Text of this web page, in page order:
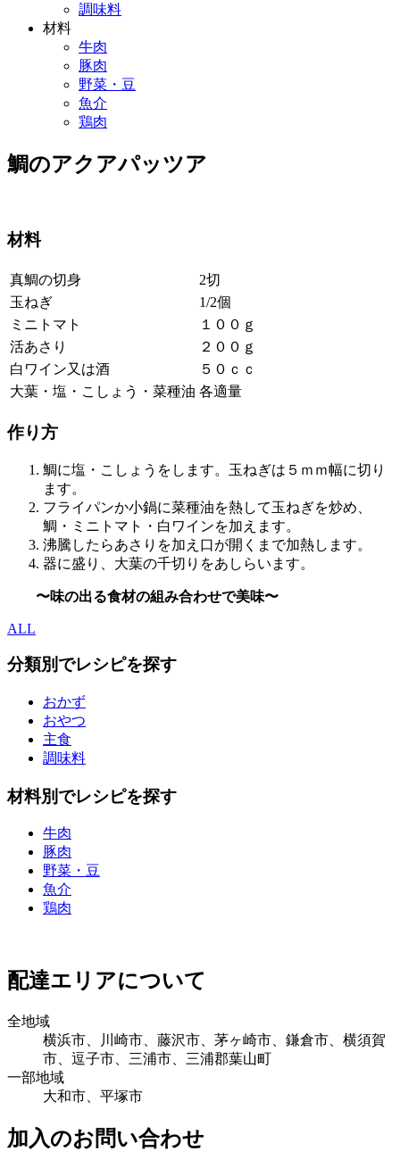
調味料
材料
牛肉
豚肉
野菜・豆
魚介
鶏肉
鯛のアクアパッツア
材料
真鯛の切身
2切
玉ねぎ
1/2個
ミニトマト
１００ｇ
活あさり
２００ｇ
白ワイン又は酒
５０ｃｃ
大葉・塩・こしょう・菜種油 各適量
作り方
鯛に塩・こしょうをします。玉ねぎは５ｍｍ幅に切り
ます。
フライパンか小鍋に菜種油を熱して玉ねぎを炒め、
鯛・ミニトマト・白ワインを加えます。
沸騰したらあさりを加え口が開くまで加熱します。
器に盛り、大葉の千切りをあしらいます。
〜味の出る食材の組み合わせで美味〜
ALL
分類別でレシピを探す
おかず
おやつ
主食
調味料
材料別でレシピを探す
牛肉
豚肉
野菜・豆
魚介
鶏肉
配達エリアについて
全地域
横浜市、川崎市、藤沢市、茅ヶ崎市、鎌倉市、横須賀
市、逗子市、三浦市、三浦郡葉山町
一部地域
大和市、平塚市
加入のお問い合わせ